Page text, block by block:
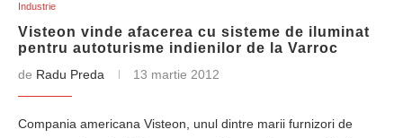
Industrie
Visteon vinde afacerea cu sisteme de iluminat
pentru autoturisme indienilor de la Varroc
de Radu Preda 13 martie 2012
Compania americana Visteon, unul dintre marii furnizori de